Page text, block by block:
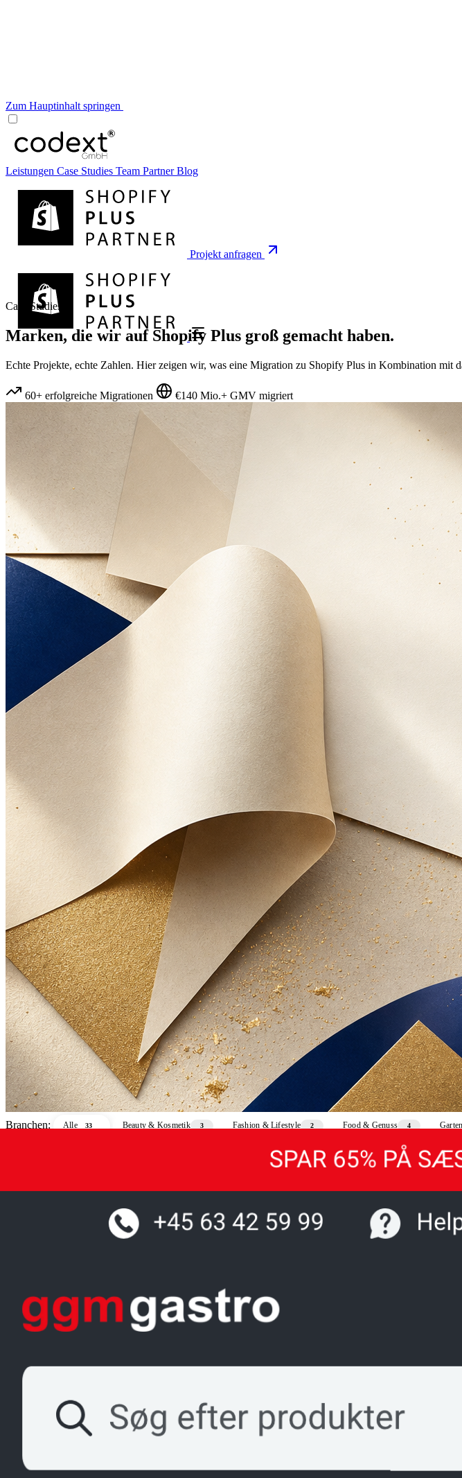
Zum Hauptinhalt springen
Leistungen Case Studies Team PartnerBlog
Projekt anfragen
Case Studies
Marken, die wir auf Shopify Plus groß gemacht haben.
Echte Projekte, echte Zahlen. Hier zeigen wir, was eine Migration zu Shopify Plus in Kombination mit
60+ erfolgreiche Migrationen €140 Mio.+ GMV migriert
Branchen: Alle 33 Beauty & Kosmetik 3 Fashion & Lifestyle 2 Food & Genuss 4
Sport & Freizeit